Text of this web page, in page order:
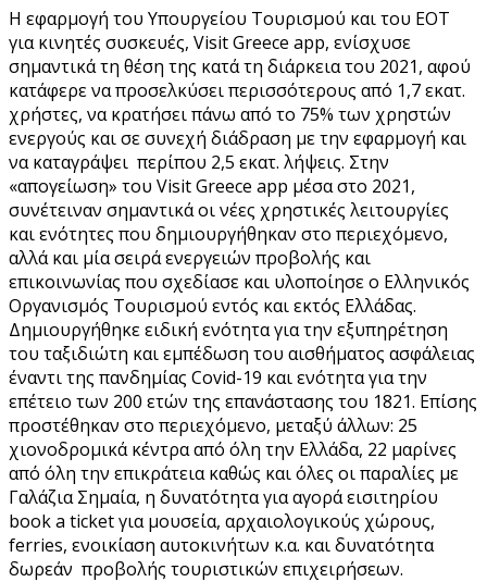
Η εφαρμογή του Υπουργείου Τουρισμού και του ΕΟΤ
για κινητές συσκευές, Visit Greece app, ενίσχυσε
σημαντικά τη θέση της κατά τη διάρκεια του 2021, αφού
κατάφερε να προσελκύσει περισσότερους από 1,7 εκατ.
χρήστες, να κρατήσει πάνω από το 75% των χρηστών
ενεργούς και σε συνεχή διάδραση με την εφαρμογή και
να καταγράψει περίπου 2,5 εκατ. λήψεις. Στην
«απογείωση» του Visit Greece app μέσα στο 2021,
συνέτειναν σημαντικά οι νέες χρηστικές λειτουργίες
και ενότητες που δημιουργήθηκαν στο περιεχόμενο,
αλλά και μία σειρά ενεργειών προβολής και
επικοινωνίας που σχεδίασε και υλοποίησε ο Ελληνικός
Οργανισμός Τουρισμού εντός και εκτός Ελλάδας.
Δημιουργήθηκε ειδική ενότητα για την εξυπηρέτηση
του ταξιδιώτη και εμπέδωση του αισθήματος ασφάλειας
έναντι της πανδημίας Covid-19 και ενότητα για την
επέτειο των 200 ετών της επανάστασης του 1821. Επίσης
προστέθηκαν στο περιεχόμενο, μεταξύ άλλων: 25
χιονοδρομικά κέντρα από όλη την Ελλάδα, 22 μαρίνες
από όλη την επικράτεια καθώς και όλες οι παραλίες με
Γαλάζια Σημαία, η δυνατότητα για αγορά εισιτηρίου
book a ticket για μουσεία, αρχαιολογικούς χώρους,
ferries, ενοικίαση αυτοκινήτων κ.α. και δυνατότητα
δωρεάν προβολής τουριστικών επιχειρήσεων.